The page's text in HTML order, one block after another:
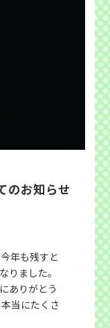
お知らせ
年も残すと
りました。
ありがとう
当にたくさ